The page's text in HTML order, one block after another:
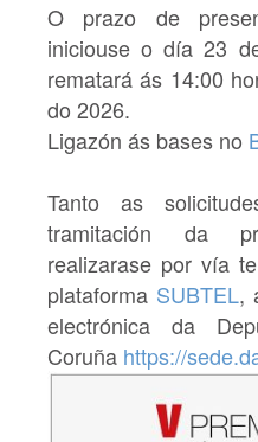
O prazo de
iniciouse o día23
rematará ás 14:00
do 2026.
Ligazón ás bases no
Tanto as
tramitación da
realizarase por vía
plataforma SUBTEL,
electrónica da
Coruña https://